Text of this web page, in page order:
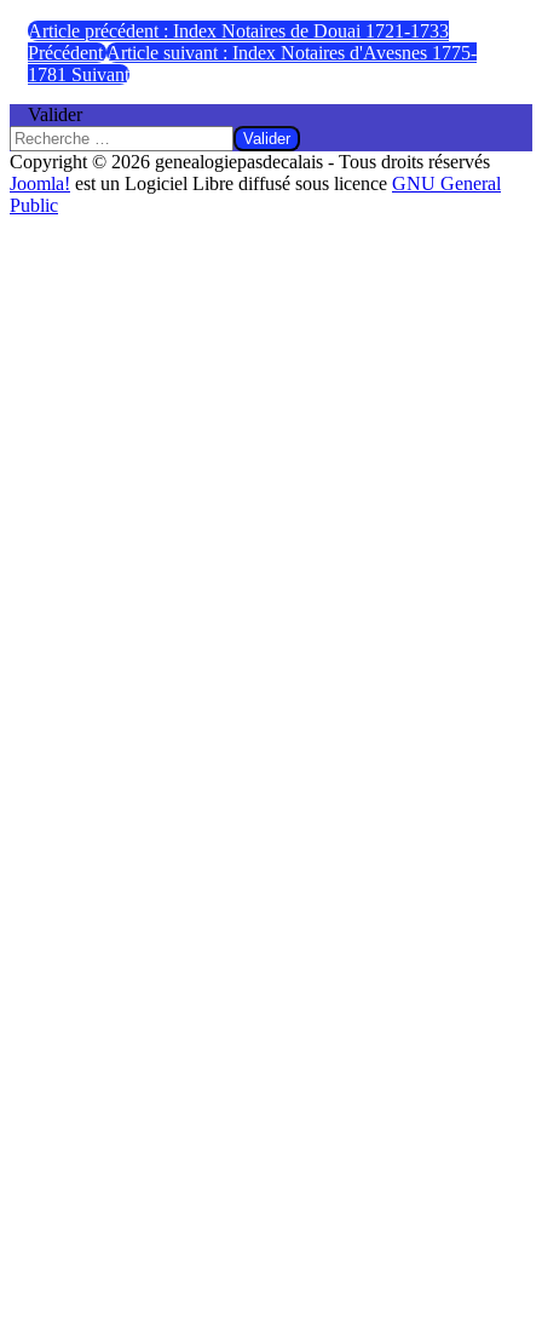
Article précédent : Index Notaires de Douai 1721-1733
PrécédentArticle suivant : Index Notaires d'Avesnes 1775-
1781 Suivant
Valider
Valider
Copyright © 2026 genealogiepasdecalais - Tous droits réservés
Joomla! est un Logiciel Libre diffusé sous licence GNU General
Public